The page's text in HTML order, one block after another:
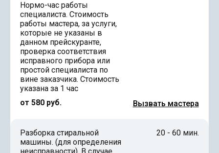
Нормо-час работы
специалиста. Стоимость
работы мастера, за услуги,
которые не указаны в
данном прейскуранте,
проверка соответствия
исправного прибора или
простой специалиста по
вине заказчика. Стоимость
указана за 1 час
от 580 руб.
Вызвать мастера
Разборка стиральной
машины. (для определения
20 - 60 мин.